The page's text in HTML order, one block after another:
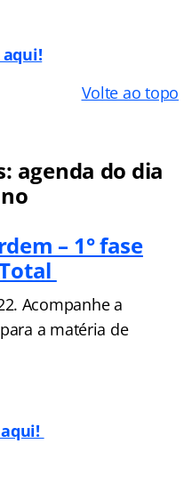
aqui!
Volte ao topo
agenda do dia
– 1° fase
Acompanhe a
a matéria de